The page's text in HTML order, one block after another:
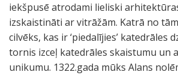
iekšpusē atrodami lieliski
izskaistināti ar vitrāžām. Katrā no
cilvēks, kas ir ‘piedalījies’ katedrāles
tornis izceļ katedrāles skaistumu un
unikumu. 1322.gada mūks Alans